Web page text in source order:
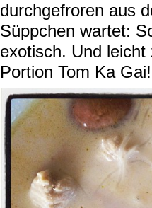
durchgefroren aus
Süppchen wartet:
exotisch. Und
Portion Tom Ka Gai!